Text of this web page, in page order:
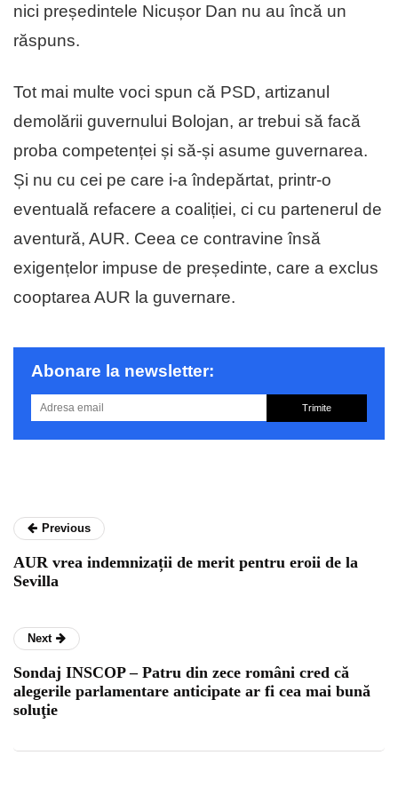
nici președintele Nicușor Dan nu au încă un
răspuns.
Tot mai multe voci spun că PSD, artizanul
demolării guvernului Bolojan, ar trebui să facă
proba competenței și să-și asume guvernarea.
Și nu cu cei pe care i-a îndepărtat, printr-o
eventuală refacere a coaliției, ci cu partenerul de
aventură, AUR. Ceea ce contravine însă
exigențelor impuse de președinte, care a exclus
cooptarea AUR la guvernare.
Abonare la newsletter:
Trimite
Previous
AUR vrea indemnizații de merit pentru eroii de la
Sevilla
Next
Sondaj INSCOP – Patru din zece români cred că
alegerile parlamentare anticipate ar fi cea mai bună
soluţie